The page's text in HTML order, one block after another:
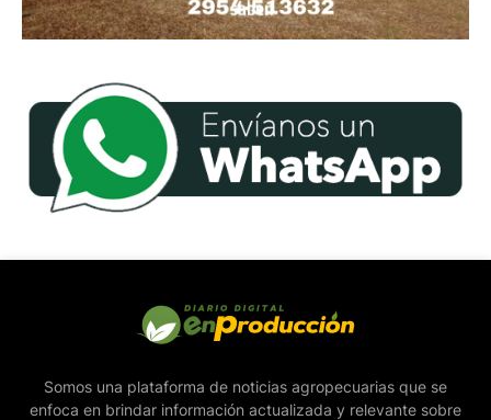
Somos una plataforma de noticias agropecuarias que se
enfoca en brindar información actualizada y relevante sobre